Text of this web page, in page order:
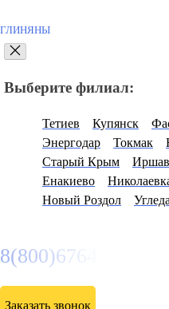
ГЛИНЯНЫ
Выберите филиал:
Тетиев Купянск
Энергодар
Токмак
Старый Крым
Енакиево
Новый Роздол
8(800)6764935
Заказать звонок